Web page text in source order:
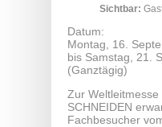
Sichtbar:
Datum:
Montag, 16.
bis Samstag, 21.
(Ganztägig)
Zur Weltleitmesse
SCHNEIDEN
Fachbesucher